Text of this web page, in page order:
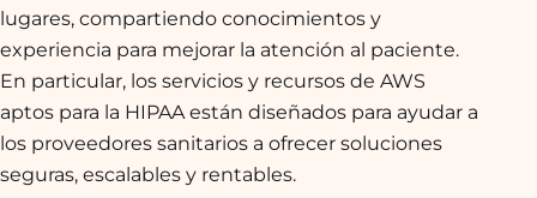
lugares, compartiendo conocimientos y
experiencia para mejorar la atención al paciente.
En particular, los servicios y recursos de AWS
aptos para la HIPAA están diseñados para ayudar a
los proveedores sanitarios a ofrecer soluciones
seguras, escalables y rentables.